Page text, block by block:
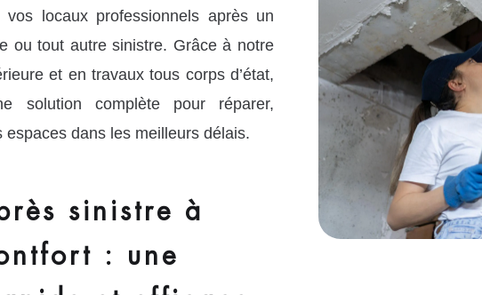
locaux professionnels après un
ou tout autre sinistre. Grâce à notre
et en travaux tous corps d’état,
solution complète pour réparer,
dans les meilleurs délais.
sinistre à
: une